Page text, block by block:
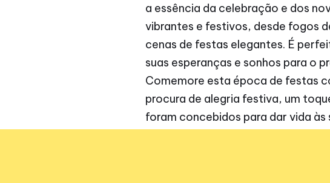
a essência da celebração e dos
vibrantes e festivos, desde fogos
cenas de festas elegantes. É
suas esperanças e sonhos para o
Comemore esta época de festas
procura de alegria festiva, um
foram concebidos para dar vida